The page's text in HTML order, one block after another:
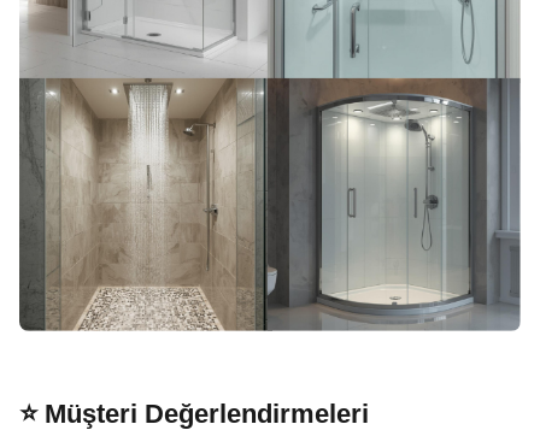
⭐ Müşteri Değerlendirmeleri